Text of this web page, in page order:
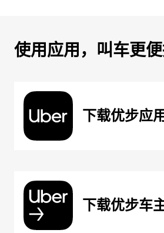
使用应用，叫车更
下载优步应用
下载优步车